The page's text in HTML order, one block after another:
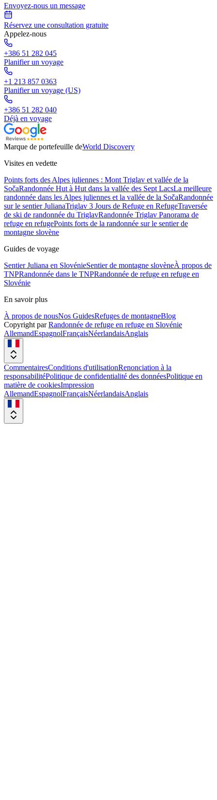
Envoyez-nous un message
Réservez une consultation gratuite
Appelez-nous
+386 51 282 045
Planifier un voyage
+1 213 857 0363
Planifier un voyage (US)
+386 51 282 040
Déjà en voyage
Marque de portefeuille deWorld Discovery
Visites en vedette
Points forts des Alpes juliennes : Mont Triglav et vallée de la
SočaRandonnée Hut à Hut dans la vallée des Sept LacsLa meilleure
randonnée dans les Alpes juliennes et la vallée de la SočaRandonnée
sur le sentier JulianaTriglav 3 Jours de Refuge en RefugeTraversée
de ski de randonnée du TriglavRandonnée Triglav Panorama de
refuge en refugePoints forts de la randonnée sur le sentier de
montagne slovène
Guides de voyage
Sentier Juliana en SlovénieSentier de montagne slovèneÀ propos de
TNPRandonnée dans le TNPRandonnée de refuge en refuge en
Slovénie
En savoir plus
À propos de nousNos GuidesRefuges de montagneBlog
Copyright par Randonnée de refuge en refuge en Slovénie
AllemandEspagnolFrançaisNéerlandaisAnglais
CommentairesConditions d'utilisationRenonciation à la
responsabilitéPolitique de confidentialité des donnéesPolitique en
matière de cookiesImpression
AllemandEspagnolFrançaisNéerlandaisAnglais